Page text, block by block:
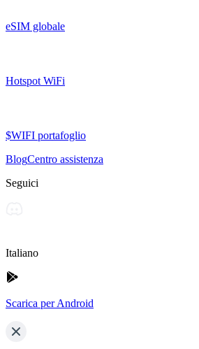
eSIM globale
Hotspot WiFi
$WIFI portafoglio
BlogCentro assistenza
Seguici
Italiano
Scarica per Android